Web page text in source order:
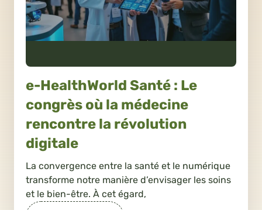
e-HealthWorld Santé : Le
congrès où la médecine
rencontre la révolution
digitale
La convergence entre la santé et le numérique
transforme notre manière d’envisager les soins
et le bien-être. À cet égard,